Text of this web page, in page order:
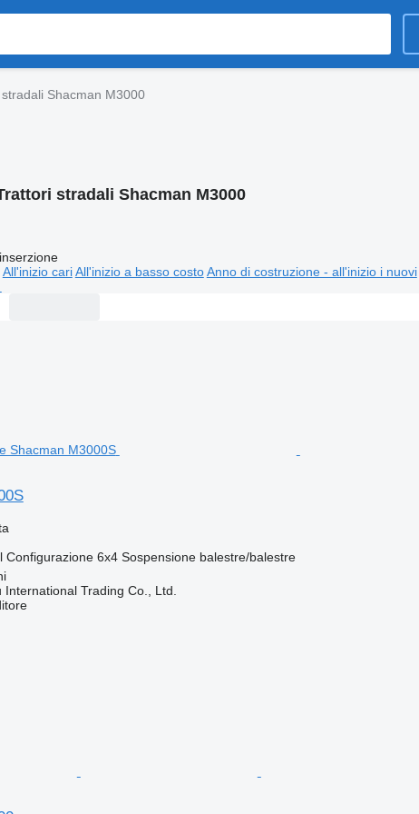
Shacman M3000
stradali Shacman M3000
All'inizio cari All'inizio a basso costo Anno di costruzione - all'inizio i nuovi
Configurazione 6x4 Sospensione balestre/balestre
Trading Co., Ltd.